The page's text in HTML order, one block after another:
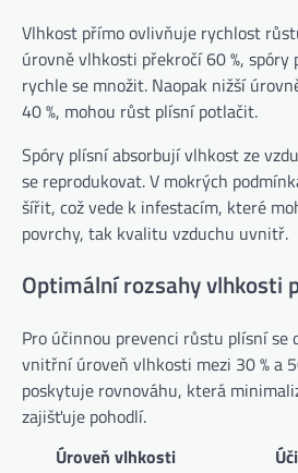
Vlhkost přímo ovlivňuje rychlost
úrovně vlhkosti překročí 60 %,
rychle se množit. Naopak nižší
40 %, mohou růst plísní potlačit.
Spóry plísní absorbují vlhkost ze
se reprodukovat. V mokrých
šířit, což vede k infestacím, které
povrchy, tak kvalitu vzduchu uvnitř.
Optimální rozsahy vlhkosti
Pro účinnou prevenci růstu plísní se
vnitřní úroveň vlhkosti mezi 30 % a
poskytuje rovnováhu, která
zajišťuje pohodlí.
Úroveň vlhkosti